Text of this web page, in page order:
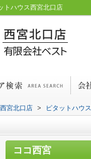
トハウス西宮北口店
宮北口店 > ピタットハウ
ココ西宮